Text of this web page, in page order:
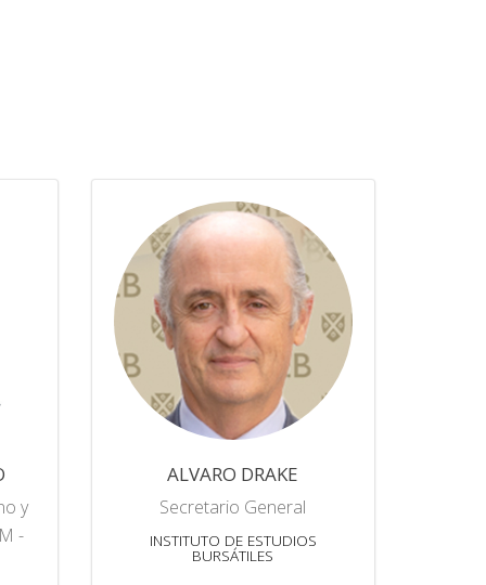
y
-
ALVARO DRAKE
Secretario General
INSTITUTO DE ESTUDIOS
BURSÁTILES